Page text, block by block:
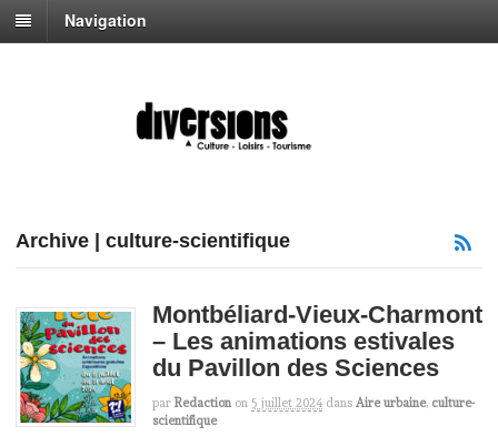
Navigation
Archive | culture-scientifique
Montbéliard-Vieux-Charmont
– Les animations estivales
du Pavillon des Sciences
par Redaction on 5 juillet 2024 dans Aire urbaine, culture-
scientifique